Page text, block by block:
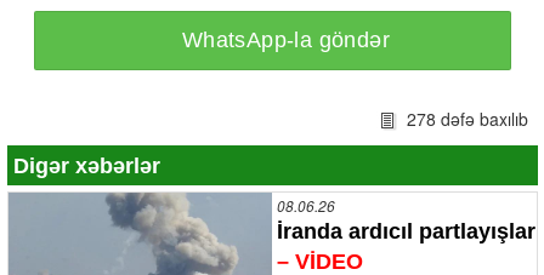
WhatsApp-la göndər
278 dəfə baxılıb
Digər xəbərlər
08.06.26
İranda ardıcıl partlayışlar
– VİDEO